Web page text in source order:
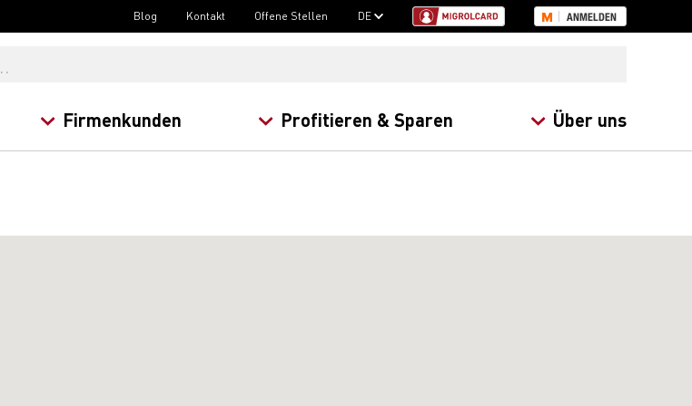
Blog Kontakt Offene Stellen DE ANMELDEN
Firmenkunden Profitieren & Sparen Über uns